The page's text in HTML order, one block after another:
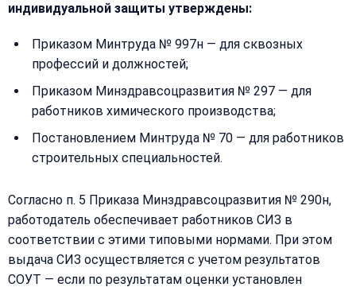
индивидуальной защиты утверждены:
Приказом Минтруда № 997н — для сквозных
профессий и должностей;
Приказом Минздравсоцразвития № 297 — для
работников химического производства;
Постановлением Минтруда № 70 — для работников
строительных специальностей.
Согласно п. 5 Приказа Минздравсоцразвития № 290н,
работодатель обеспечивает работников СИЗ в
соответствии с этими типовыми нормами. При этом
выдача СИЗ осуществляется с учетом результатов
СОУТ — если по результатам оценки установлен
Сообщение:
имя
телефон
—
перезвоним
рассчитаем
стоимость
Телефон: